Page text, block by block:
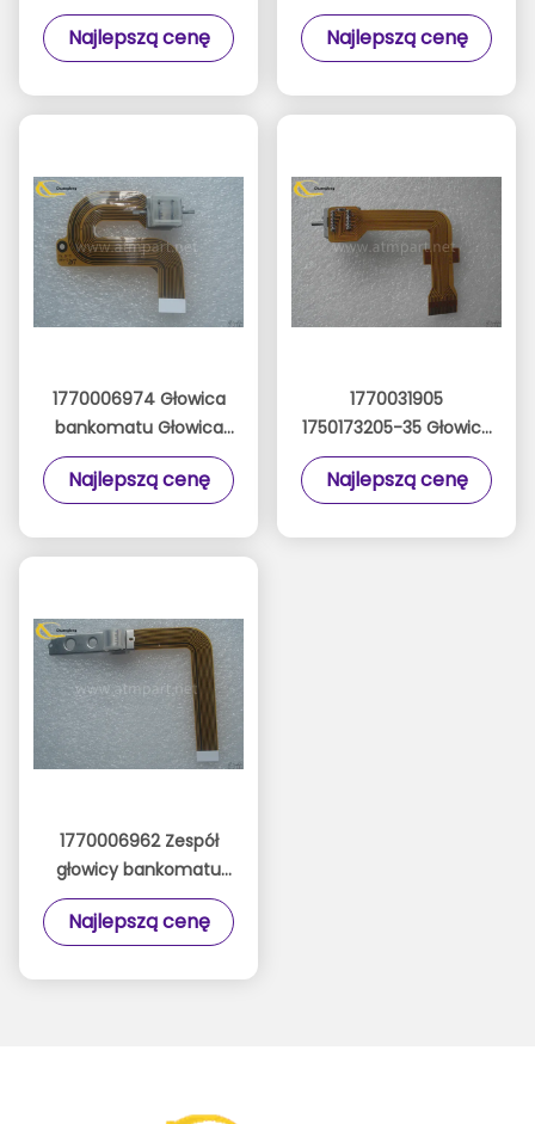
Głowica odczytowa do
CZYTNIKA DIP CH 1,2,3
ICM300
Najlepszą cenę
Czytniki zanurzeniowe
TK 1,2,3 Odczyt głowicy
330
Najlepszą cenę
1770006974 Głowica
bankomatu Głowica
magnetyczna Wincor
V2X z czytnikiem
Najlepszą cenę
1770031905
1750173205-35 Głowica
bankomatu Wincor
V2CU Głowica
magnetyczna
Najlepszą cenę
1770006962 Zespół
głowicy bankomatu
MAG HEAD ID 18
01770006962 Głowica
Nixdorf
Najlepszą cenę